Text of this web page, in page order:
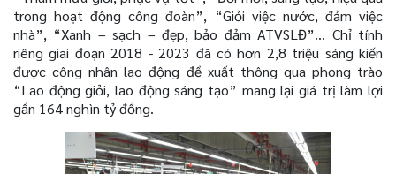
trong hoạt động công đoàn”, “Giỏi việc nước, đảm việc
nhà”, “Xanh – sạch – đẹp, bảo đảm ATVSLĐ”… Chỉ tính
riêng giai đoạn 2018 - 2023 đã có hơn 2,8 triệu sáng kiến
được công nhân lao động đề xuất thông qua phong trào
“Lao động giỏi, lao động sáng tạo” mang lại giá trị làm lợi
gần 164 nghìn tỷ đồng.